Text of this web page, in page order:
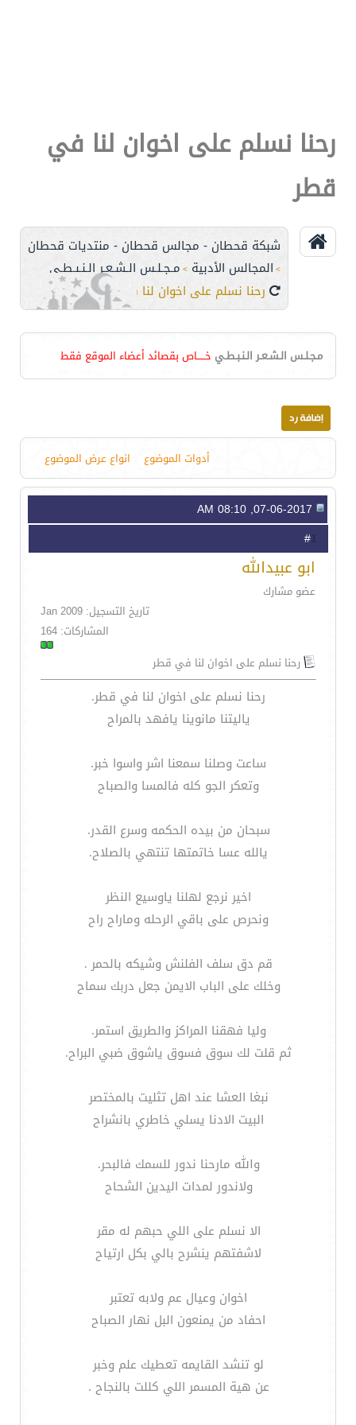
رحنا نسلم على اخوان لنا في
قطر
شبكة قحطان - مجالس قحطان - منتديات قحطان
> المجالس الأدبية > مـجـلـس الـشـعـر الـنـبـطـي
رحنا نسلم على اخوان لنا في قطر
مـجـلـس الـشـعـر الـنـبـطـي خـــــاص بقصائد أعضاء الموقع فقط
أدوات الموضوع انواع عرض الموضوع
1
ابو عبيدالله
عضو مشارك
تاريخ التسجيل: Jan 2009
المشاركات: 164
رحنا نسلم على اخوان لنا في قطر
رحنا نسلم على اخوان لنا في قطر.
ياليتنا مانوينا يافهد بالمراح
ساعت وصلنا سمعنا اشر واسوا خبر.
وتعكر الجو كله فالمسا والصباح
سبحان من بيده الحكمه وسرع القدر.
يالله عسا خاتمتها تنتهي بالصلاح.
اخير نرجع لهلنا ياوسيع النظر
ونحرص على باقي الرحله وماراح راح
قم دق سلف الفلنش وشيكه بالحمر .
وخلك على الباب الايمن جعل دربك سماح
وليا فهقنا المراكز والطريق استمر.
ثم قلت لك سوق فسوق ياشوق ضبي البراح.
نبغا العشا عند اهل تثليت بالمختصر
البيت الادنا يسلي خاطري بانشراح
والله مارحنا ندور للسمك فالبحر.
ولاندور لمدات اليدين الشحاح
الا نسلم على اللي حبهم له مقر
لاشفتهم ينشرح بالي بكل ارتياح
اخوان وعيال عم ولابه تعتبر
احفاد من يمنعون البل نهار الصباح
لو تنشد القايمه تعطيك علم وخبر
عن هية المسمر اللي كللت بالنجاح .